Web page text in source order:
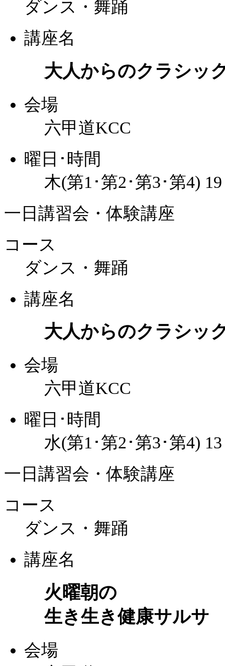
ダンス・舞踊
講座名
大人からのクラシ
会場
六甲道KCC
曜日･時間
木(第1･第2･第3･第4)
一日講習会・体験講座
コース
ダンス・舞踊
講座名
大人からのクラシ
会場
六甲道KCC
曜日･時間
水(第1･第2･第3･第4)
一日講習会・体験講座
コース
ダンス・舞踊
講座名
火曜朝の
生き生き健康サルサ
会場